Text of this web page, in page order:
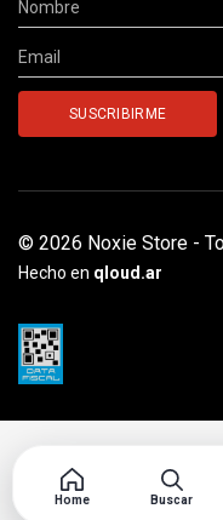
© 2026 Noxie Store -
Hecho en qloud.ar
Home Buscar